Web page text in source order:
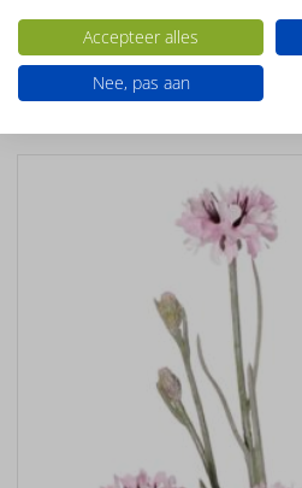
kunstbloemen
Accepteer alles
Nee, pas aan